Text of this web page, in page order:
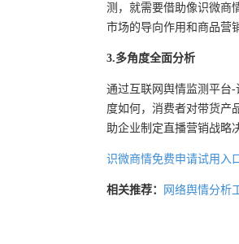
测，就需要借助像识微商
市场的导向作用和商品营
3.多角度全面分析
通过互联网舆情监测平台
度如何，消费者对带货产
助企业制定直播营销战略
识微商情免费申请试用入
相关推荐： 网络舆情分析